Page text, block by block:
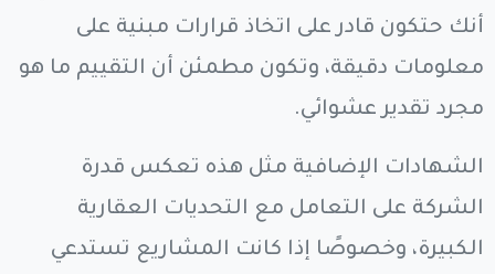
أنك حتكون قادر على اتخاذ قرارات مبنية على
معلومات دقيقة، وتكون مطمئن أن التقييم ما هو
مجرد تقدير عشوائي.
الشهادات الإضافية مثل هذه تعكس قدرة
الشركة على التعامل مع التحديات العقارية
الكبيرة، وخصوصًا إذا كانت المشاريع تستدعي